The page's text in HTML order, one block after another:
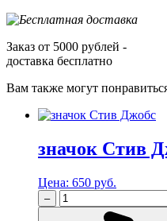
Заказ от 5000 рублей -
доставка бесплатно
Вам также могут
значок Стив
Цена: 650 руб.
–